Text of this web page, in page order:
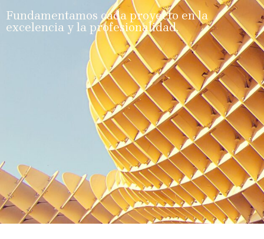
Fundamentamos cada proyecto en la
excelencia y la profesionalidad.